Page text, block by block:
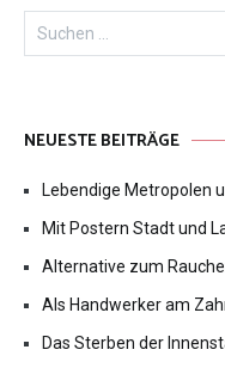
nach:
NEUESTE BEITRÄGE
Lebendige Metropolen
Mit Postern Stadt und
Alternative zum
Als Handwerker am
Das Sterben der